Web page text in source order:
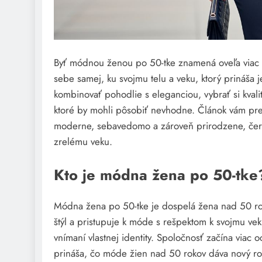
Byť módnou ženou po 50-tke znamená oveľa
sebe samej, ku svojmu telu a veku, ktorý
kombinovať pohodlie s eleganciou, vybrať si
ktoré by mohli pôsobiť nevhodne. Článok vám
moderne, sebavedomo a zároveň prirodzene,
zrelému veku.
Kto je módna žena po 50-
Módna žena po 50-tke je dospelá žena nad 50
štýl a pristupuje k móde s rešpektom k svojmu
vnímaní vlastnej identity. Spoločnosť začína viac
prináša, čo móde žien nad 50 rokov dáva nový